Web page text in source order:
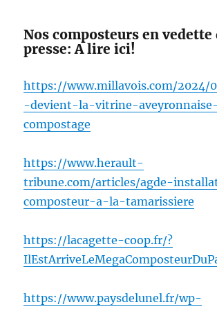
Nos composteurs en vedette
presse: A lire ici!
https://www.millavois.com/2024/
-devient-la-vitrine-
compostage
https://www.herault-
tribune.com/articles/agde-
composteur-a-la-tamarissiere
https://lacagette-coop.fr/?
https://www.paysdelunel.fr/wp-